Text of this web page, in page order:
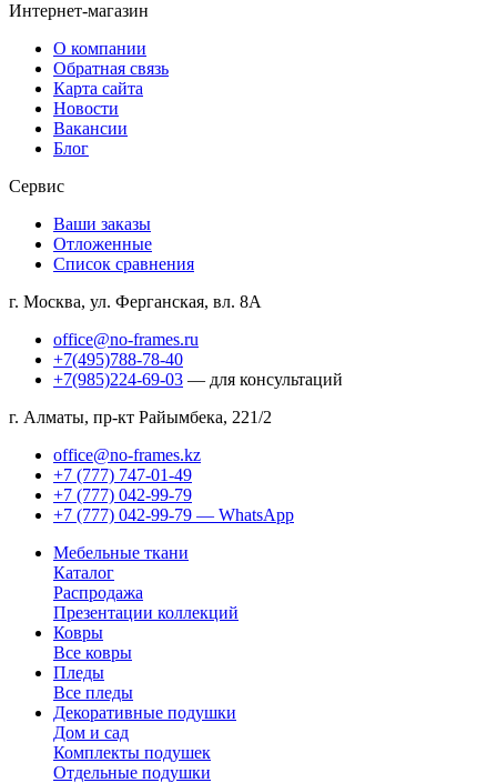
Интернет-магазин
О компании
Обратная связь
Карта сайта
Новости
Вакансии
Блог
Сервис
Ваши заказы
Отложенные
Список сравнения
г. Москва, ул. Ферганская, вл. 8А
office@no-frames.ru
+7(495)788-78-40
+7(985)224-69-03 — для консультаций
г. Алматы, пр-кт Райымбека, 221/2
office@no-frames.kz
+7 (777) 747-01-49
+7 (777) 042-99-79
+7 (777) 042-99-79 — WhatsApp
Мебельные ткани
Каталог
Распродажа
Презентации коллекций
Ковры
Все ковры
Пледы
Все пледы
Декоративные подушки
Дом и сад
Комплекты подушек
Отдельные подушки